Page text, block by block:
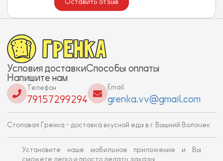
Оставить отзыв
Условия доставкиСпособы оплаты
Напишите нам
Телефон
79157299294
Email
grenka.vv@gmail.com
Столовая Гренка - доставка вкусной еды в г. Вышний Волочек
Установите наше мобильное приложение и Вы
сможете легко и просто делать заказы.